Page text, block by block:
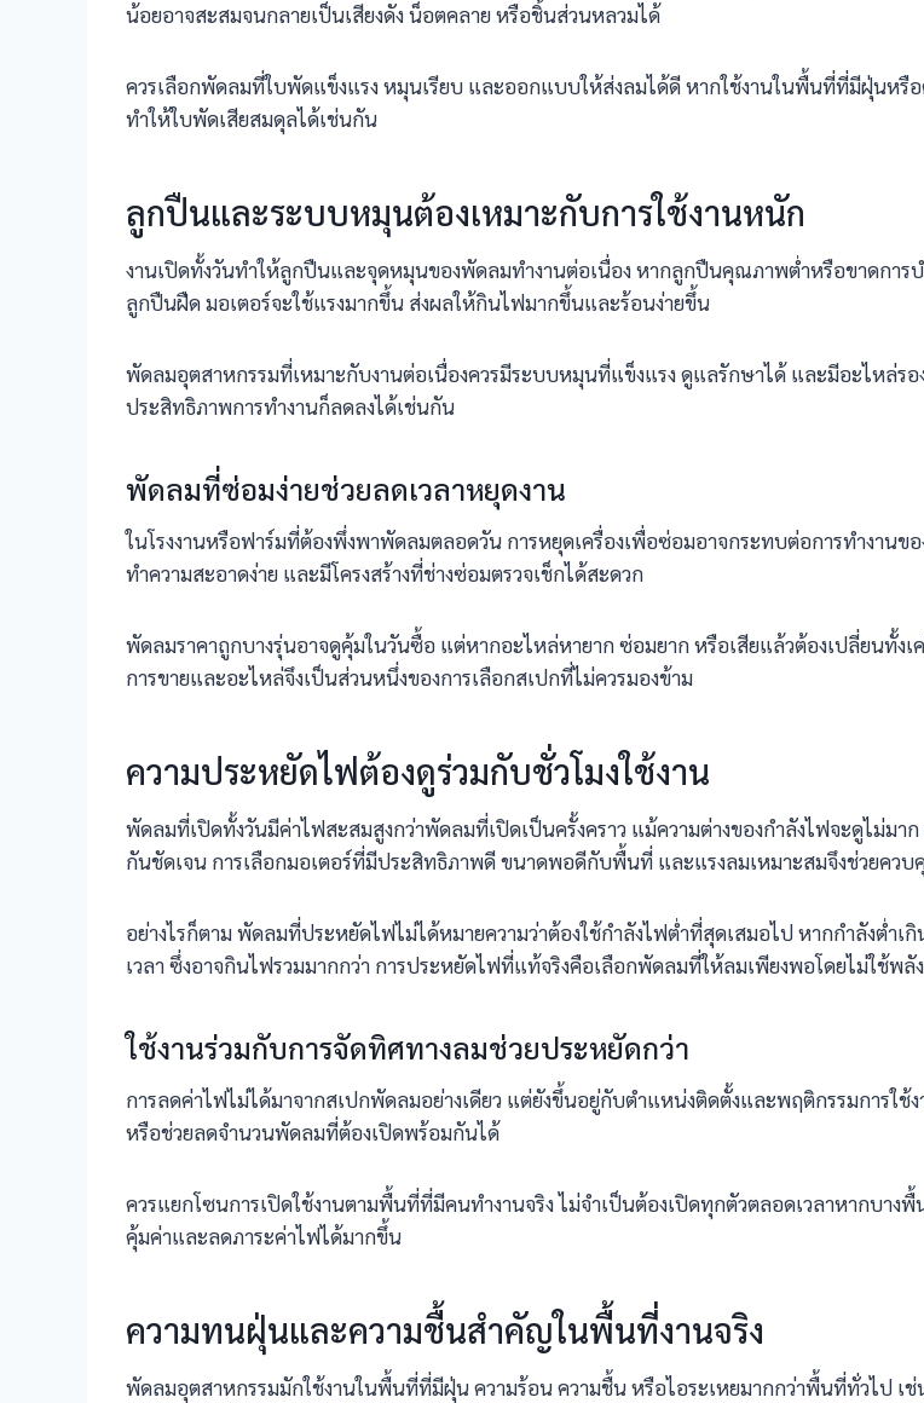
น้อยอาจสะสมจนกลายเป็นเสียงดัง น็อตคลาย หรือชิ้นส่วนหลวมได้
ควรเลือกพัดลมที่ใบพัดแข็งแรง หมุนเรียบ และออกแบบให้ส่งลมได้ดี หากใช้งานในพื้นที่ที่มีฝุ่นหรื
ทำให้ใบพัดเสียสมดุลได้เช่นกัน
ลูกปืนและระบบหมุนต้องเหมาะกับการใช้งานหนัก
งานเปิดทั้งวันทำให้ลูกปืนและจุดหมุนของพัดลมทำงานต่อเนื่อง หากลูกปืนคุณภาพต่ำหรือขาดการ
ลูกปืนฝืด มอเตอร์จะใช้แรงมากขึ้น ส่งผลให้กินไฟมากขึ้นและร้อนง่ายขึ้น
พัดลมอุตสาหกรรมที่เหมาะกับงานต่อเนื่องควรมีระบบหมุนที่แข็งแรง ดูแลรักษาได้ และมีอะไหล่ร
ประสิทธิภาพการทำงานก็ลดลงได้เช่นกัน
พัดลมที่ซ่อมง่ายช่วยลดเวลาหยุดงาน
ในโรงงานหรือฟาร์มที่ต้องพึ่งพาพัดลมตลอดวัน การหยุดเครื่องเพื่อซ่อมอาจกระทบต่อการทำงาน
ทำความสะอาดง่าย และมีโครงสร้างที่ช่างซ่อมตรวจเช็กได้สะดวก
พัดลมราคาถูกบางรุ่นอาจดูคุ้มในวันซื้อ แต่หากอะไหล่หายาก ซ่อมยาก หรือเสียแล้วต้องเปลี่ยนทั้งเ
การขายและอะไหล่จึงเป็นส่วนหนึ่งของการเลือกสเปกที่ไม่ควรมองข้าม
ความประหยัดไฟต้องดูร่วมกับชั่วโมงใช้งาน
พัดลมที่เปิดทั้งวันมีค่าไฟสะสมสูงกว่าพัดลมที่เปิดเป็นครั้งคราว แม้ความต่างของกำลังไฟจะดูไม่มา
กันชัดเจน การเลือกมอเตอร์ที่มีประสิทธิภาพดี ขนาดพอดีกับพื้นที่ และแรงลมเหมาะสมจึงช่วยควบ
อย่างไรก็ตาม พัดลมที่ประหยัดไฟไม่ได้หมายความว่าต้องใช้กำลังไฟต่ำที่สุดเสมอไป หากกำลังต่ำ
เวลา ซึ่งอาจกินไฟรวมมากกว่า การประหยัดไฟที่แท้จริงคือเลือกพัดลมที่ให้ลมเพียงพอโดยไม่ใช้พลั
ใช้งานร่วมกับการจัดทิศทางลมช่วยประหยัดกว่า
การลดค่าไฟไม่ได้มาจากสเปกพัดลมอย่างเดียว แต่ยังขึ้นอยู่กับตำแหน่งติดตั้งและพฤติกรรมการ
หรือช่วยลดจำนวนพัดลมที่ต้องเปิดพร้อมกันได้
ควรแยกโซนการเปิดใช้งานตามพื้นที่ที่มีคนทำงานจริง ไม่จำเป็นต้องเปิดทุกตัวตลอดเวลาหากบาง
คุ้มค่าและลดภาระค่าไฟได้มากขึ้น
ความทนฝุ่นและความชื้นสำคัญในพื้นที่งานจริง
พัดลมอุตสาหกรรมมักใช้งานในพื้นที่ที่มีฝุ่น ความร้อน ความชื้น หรือไอระเหยมากกว่าพื้นที่ทั่วไป เช่